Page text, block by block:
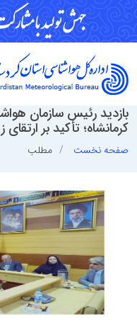
بازدید رئیس سازمان
کرمانشاه؛ تأکید بر
صفحه نخست مطلب